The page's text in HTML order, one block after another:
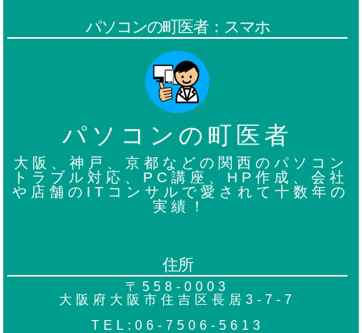
パソコンの町医者：スマホ
パソコンの町医者
大阪、神戸、京都などの関西のパソコン
トラブル対応、PC講座、HP作成、会社
や店舗のITコンサルで愛されて十数年の
実績！
住所
〒558-0003
大阪府大阪市住吉区長居3-7-7
TEL:06-7506-5613